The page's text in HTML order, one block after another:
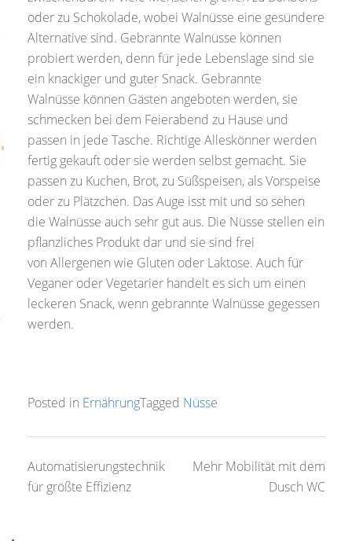
oder zu Schokolade, wobei Walnüsse eine gesündere
Alternative sind. Gebrannte Walnüsse können
probiert werden, denn für jede Lebenslage sind sie
ein knackiger und guter Snack. Gebrannte
Walnüsse können Gästen angeboten werden, sie
schmecken bei dem Feierabend zu Hause und
passen in jede Tasche. Richtige Alleskönner werden
fertig gekauft oder sie werden selbst gemacht. Sie
passen zu Kuchen, Brot, zu Süßspeisen, als Vorspeise
oder zu Plätzchen. Das Auge isst mit und so sehen
die Walnüsse auch sehr gut aus. Die Nüsse stellen ein
pflanzliches Produkt dar und sie sind frei
von Allergenen wie Gluten oder Laktose. Auch für
Veganer oder Vegetarier handelt es sich um einen
leckeren Snack, wenn gebrannte Walnüsse gegessen
werden.
Posted in ErnährungTagged Nüsse
Beitragsnavigation
Automatisierungstechnik
für größte Effizienz
Mehr Mobilität mit dem
Dusch WC